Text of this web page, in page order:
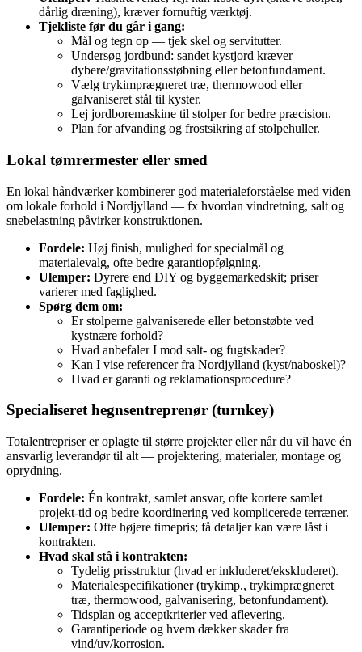
dårlig dræning), kræver fornuftig værktøj.
Tjekliste før du går i gang:
Mål og tegn op — tjek skel og servitutter.
Undersøg jordbund: sandet kystjord kræver
dybere/gravitationsstøbning eller betonfundament.
Vælg trykimprægneret træ, thermowood eller
galvaniseret stål til kyster.
Lej jordboremaskine til stolper for bedre præcision.
Plan for afvanding og frostsikring af stolpehuller.
Lokal tømrermester eller smed
En lokal håndværker kombinerer god materialeforståelse med viden
om lokale forhold i Nordjylland — fx hvordan vindretning, salt og
snebelastning påvirker konstruktionen.
Fordele: Høj finish, mulighed for specialmål og
materialevalg, ofte bedre garantiopfølgning.
Ulemper: Dyrere end DIY og byggemarkedskit; priser
varierer med faglighed.
Spørg dem om:
Er stolperne galvaniserede eller betonstøbte ved
kystnære forhold?
Hvad anbefaler I mod salt‑ og fugtskader?
Kan I vise referencer fra Nordjylland (kyst/naboskel)?
Hvad er garanti og reklamationsprocedure?
Specialiseret hegnsentreprenør (turnkey)
Totalentrepriser er oplagte til større projekter eller når du vil have én
ansvarlig leverandør til alt — projektering, materialer, montage og
oprydning.
Fordele: Én kontrakt, samlet ansvar, ofte kortere samlet
projekt‑tid og bedre koordinering ved komplicerede terræner.
Ulemper: Ofte højere timepris; få detaljer kan være låst i
kontrakten.
Hvad skal stå i kontrakten:
Tydelig prisstruktur (hvad er inkluderet/ekskluderet).
Materialespecifikationer (trykimp., trykimprægneret
træ, thermowood, galvanisering, betonfundament).
Tidsplan og acceptkriterier ved aflevering.
Garantiperiode og hvem dækker skader fra
vind/uv/korrosion.